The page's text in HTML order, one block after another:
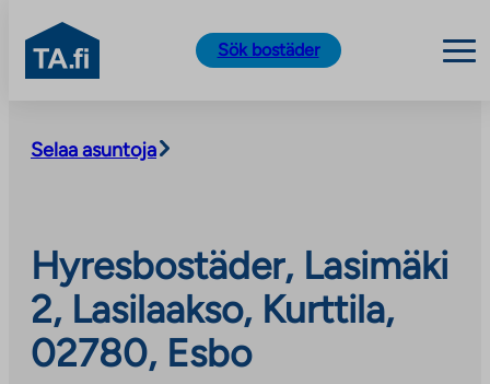
content
TA.fi
Sök bostäder
Selaa asuntoja
Hyresbostäder, Lasimäki
2, Lasilaakso, Kurttila,
02780, Esbo